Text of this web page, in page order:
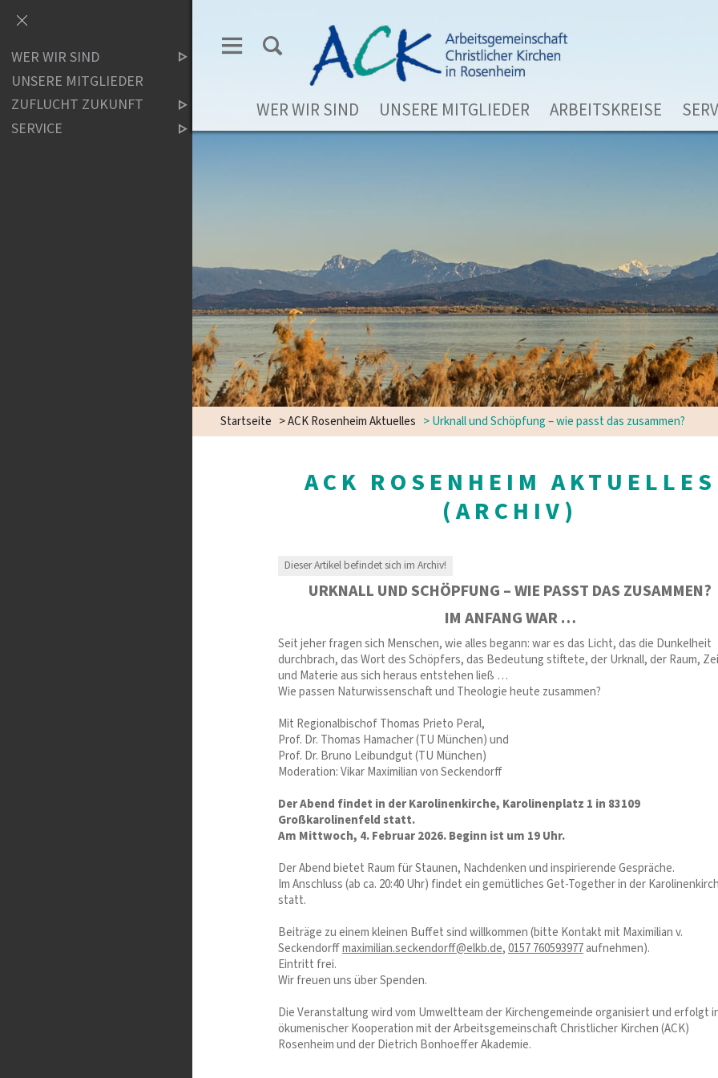
WER WIR SIND UNSERE MITGLIEDER ARBEITSKREISE
Startseite >ACK Rosenheim Aktuelles >Urknall und Schöpfung – wie passt das zusammen?
ACK ROSENHEIM AKTUELLES
(ARCHIV)
Dieser Artikel befindet sich im Archiv!
URKNALL UND SCHÖPFUNG – WIE PASST DAS ZUSAMMEN?
IM ANFANG WAR …
Seit jeher fragen sich Menschen, wie alles begann: war es das Licht, das die Dunkelheit
durchbrach, das Wort des Schöpfers, das Bedeutung stiftete, der Urknall, der Raum,
und Materie aus sich heraus entstehen ließ …
Wie passen Naturwissenschaft und Theologie heute zusammen?
Mit Regionalbischof Thomas Prieto Peral,
Prof. Dr. Thomas Hamacher (TU München) und
Prof. Dr. Bruno Leibundgut (TU München)
Moderation: Vikar Maximilian von Seckendorff
Der Abend findet in der Karolinenkirche, Karolinenplatz 1 in 83109
Großkarolinenfeld statt.
Am Mittwoch, 4. Februar 2026. Beginn ist um 19 Uhr.
Der Abend bietet Raum für Staunen, Nachdenken und inspirierende Gespräche.
Im Anschluss (ab ca. 20:40 Uhr) findet ein gemütliches Get-Together in der
statt.
Beiträge zu einem kleinen Buffet sind willkommen (bitte Kontakt mit Maximilian v.
Seckendorffmaximilian.seckendorff@elkb.de,0157 760593977aufnehmen).
Eintritt frei.
Wir freuen uns über Spenden.
Die Veranstaltung wird vom Umweltteam der Kirchengemeinde organisiert und erfolgt
ökumenischer Kooperation mit der Arbeitsgemeinschaft Christlicher Kirchen (ACK)
Rosenheim und der Dietrich Bonhoeffer Akademie.
WER WIR SIND
UNSERE MITGLIEDER
ZUFLUCHT ZUKUNFT
SERVICE